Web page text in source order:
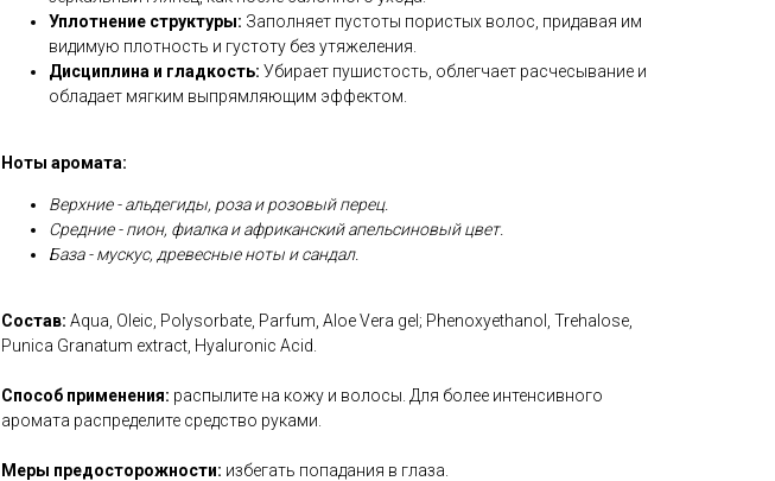
Уплотнение структуры: Заполняет пустоты пористых волос, придавая им
видимую плотность и густоту без утяжеления.
Дисциплина и гладкость: Убирает пушистость, облегчает расчесывание и
обладает мягким выпрямляющим эффектом.
Ноты аромата:
Верхние - альдегиды, роза и розовый перец.
Средние - пион, фиалка и африканский апельсиновый цвет.
База - мускус, древесные ноты и сандал.
Состав: Aqua, Oleic, Polysorbate, Parfum, Aloe Vera gel; Phenoxyethanol, Trehalose,
Punica Granatum extract, Hyaluronic Acid.
Способ применения: распылите на кожу и волосы. Для более интенсивного
аромата распределите средство руками.
Меры предосторожности: избегать попадания в глаза.